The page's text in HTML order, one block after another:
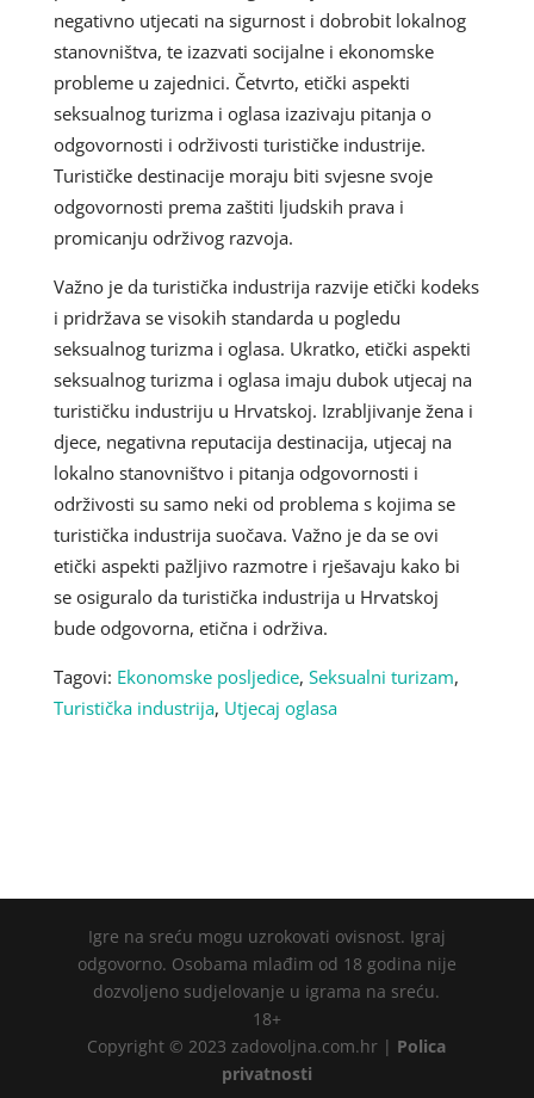
negativno utjecati na sigurnost i dobrobit lokalnog
stanovništva, te izazvati socijalne i ekonomske
probleme u zajednici. Četvrto, etički aspekti
seksualnog turizma i oglasa izazivaju pitanja o
odgovornosti i održivosti turističke industrije.
Turističke destinacije moraju biti svjesne svoje
odgovornosti prema zaštiti ljudskih prava i
promicanju održivog razvoja.
Važno je da turistička industrija razvije etički kodeks
i pridržava se visokih standarda u pogledu
seksualnog turizma i oglasa. Ukratko, etički aspekti
seksualnog turizma i oglasa imaju dubok utjecaj na
turističku industriju u Hrvatskoj. Izrabljivanje žena i
djece, negativna reputacija destinacija, utjecaj na
lokalno stanovništvo i pitanja odgovornosti i
održivosti su samo neki od problema s kojima se
turistička industrija suočava. Važno je da se ovi
etički aspekti pažljivo razmotre i rješavaju kako bi
se osiguralo da turistička industrija u Hrvatskoj
bude odgovorna, etična i održiva.
Tagovi: Ekonomske posljedice, Seksualni turizam,
Turistička industrija, Utjecaj oglasa
Igre na sreću mogu uzrokovati ovisnost. Igraj
odgovorno. Osobama mlađim od 18 godina nije
dozvoljeno sudjelovanje u igrama na sreću.
18+
Copyright © 2023 zadovoljna.com.hr | Polica
privatnosti